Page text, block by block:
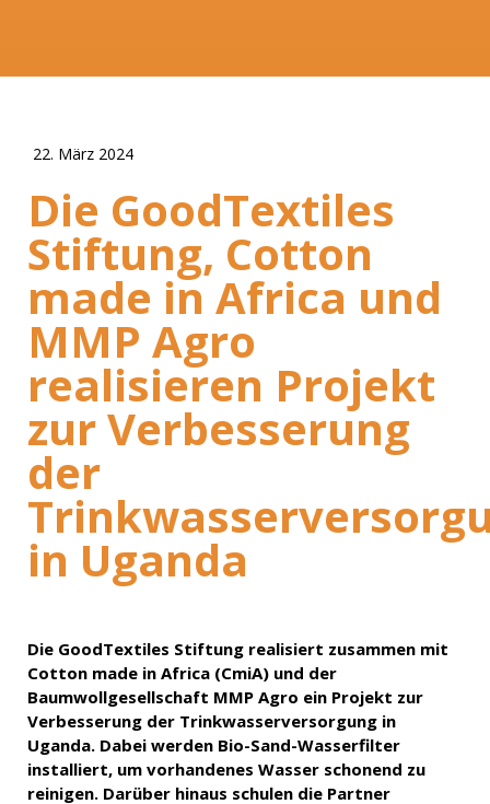
22. März 2024
Die GoodTextiles
Stiftung, Cotton
made in Africa und
MMP Agro
realisieren Projekt
zur Verbesserung
der
in Uganda
Die GoodTextiles Stiftung realisiert zusammen mit
Cotton made in Africa (CmiA) und der
Baumwollgesellschaft MMP Agro ein Projekt zur
Verbesserung der Trinkwasserversorgung in
Uganda. Dabei werden Bio-Sand-Wasserfilter
installiert, um vorhandenes Wasser schonend zu
reinigen. Darüber hinaus schulen die Partner